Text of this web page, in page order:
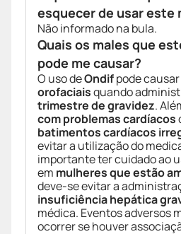
esquecer de usar este
Não informado na bula.
Quais os males que
pode me causar?
O uso deOndifpode causar
orofaciaisquando
trimestre de gravidez.
com problemas cardíacos
batimentos cardíacos
evitar a utilização do
importante ter cuidado ao
em mulheres que estão
deve-se evitar a
insuficiência hepática
médica. Eventos adversos
ocorrer se houver